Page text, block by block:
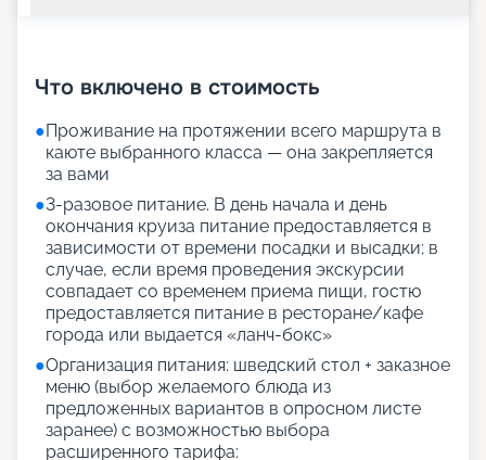
Что включено в стоимость
●Проживание на протяжении всего маршрута в
каюте выбранного класса — она закрепляется
за вами
●3-разовое питание. В день начала и день
окончания круиза питание предоставляется в
зависимости от времени посадки и высадки; в
случае, если время проведения экскурсии
совпадает со временем приема пищи, гостю
предоставляется питание в ресторане/кафе
города или выдается «ланч-бокс»
●Организация питания: шведский стол + заказное
меню (выбор желаемого блюда из
предложенных вариантов в опросном листе
заранее) с возможностью выбора
расширенного тарифа: